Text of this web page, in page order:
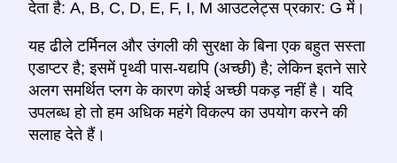
देता है: A, B, C, D, E, F, I, M आउटलेट्स प्रकार: G में।
यह ढीले टर्मिनल और उंगली की सुरक्षा के बिना एक बहुत सस्ता
एडाप्टर है; इसमें पृथ्वी पास-यद्यपि (अच्छी) है; लेकिन इतने सारे
अलग समर्थित प्लग के कारण कोई अच्छी पकड़ नहीं है। यदि
उपलब्ध हो तो हम अधिक महंगे विकल्प का उपयोग करने की
सलाह देते हैं।